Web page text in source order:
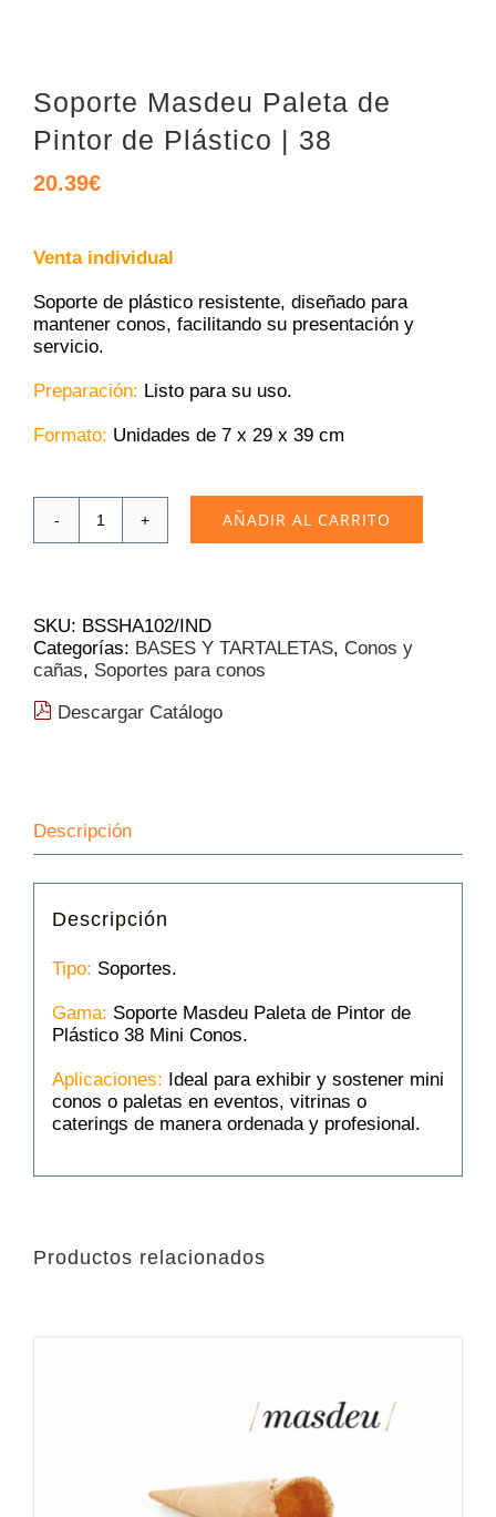
Soporte Masdeu Paleta de
Pintor de Plástico | 38
20.39€
Venta individual
Soporte de plástico resistente, diseñado para
mantener conos, facilitando su presentación y
servicio.
Preparación: Listo para su uso.
Formato: Unidades de 7 x 29 x 39 cm
Soporte
Pintor
de
Plástico
38
cantidad
AÑADIR AL CARRITO
SKU: BSSHA102/IND
Categorías: BASES Y TARTALETAS, Conos y
cañas, Soportes para conos
Descargar Catálogo
Descripción
Descripción
Tipo: Soportes.
Gama: Soporte Masdeu Paleta de Pintor de
Plástico 38 Mini Conos.
Aplicaciones: Ideal para exhibir y sostener mini
conos o paletas en eventos, vitrinas o
caterings de manera ordenada y profesional.
Productos relacionados